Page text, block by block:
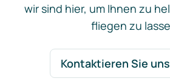
wir sind hier, um Ihnen zu
fliegen zu
Kontaktieren Sie